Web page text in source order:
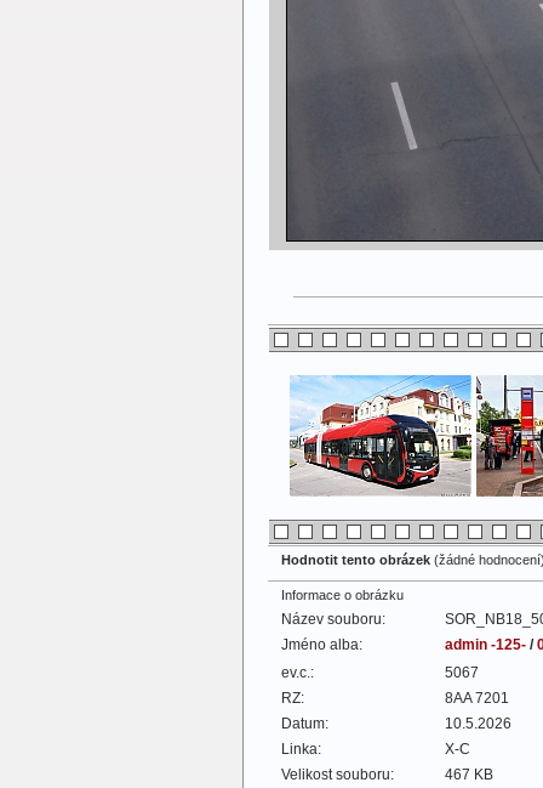
Hodnotit tento obrázek (žádné
Informace o obrázku
Název souboru:
Jméno alba:
admin -125- /
ev.c.:
5067
RZ:
8AA 7201
Datum:
10.5.2026
Linka:
X-C
Velikost souboru:
467 KB